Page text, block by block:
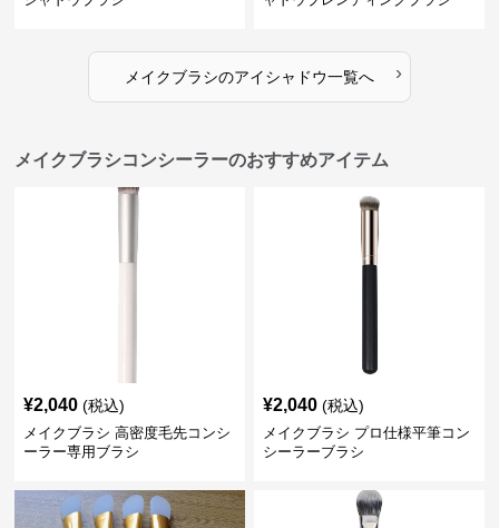
メイクブラシのアイシャドウ一覧へ ›
メイクブラシコンシーラーのおすすめアイテム
¥2,040 (税込)
メイクブラシ 高密度毛先コンシ
ーラー専用ブラシ
¥2,040 (税込)
メイクブラシ プロ仕様平筆コン
シーラーブラシ